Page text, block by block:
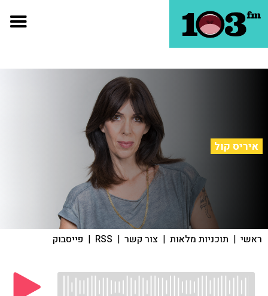
איריס קול
ראשי | תוכניות מלאות | צור קשר |
RSS
| פייסבוק